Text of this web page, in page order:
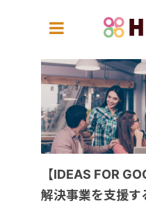
【IDEAS FOR
解決事業を支援す